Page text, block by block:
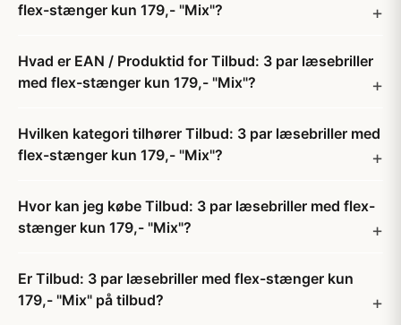
flex-stænger kun 179,- "Mix"?
Hvad er EAN / Produktid for Tilbud: 3 par læsebriller
med flex-stænger kun 179,- "Mix"?
Hvilken kategori tilhører Tilbud: 3 par læsebriller med
flex-stænger kun 179,- "Mix"?
Hvor kan jeg købe Tilbud: 3 par læsebriller med flex-
stænger kun 179,- "Mix"?
Er Tilbud: 3 par læsebriller med flex-stænger kun
179,- "Mix" på tilbud?